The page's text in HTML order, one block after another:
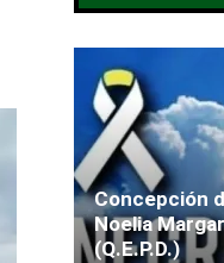
Concepción
Noelia
(Q.E.P.D.)